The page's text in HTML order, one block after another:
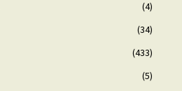
(4)
(34)
(433)
(5)